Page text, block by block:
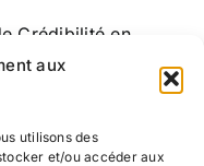
aux
utilisons des
et/ou accéder aux
Crédibilité en
–